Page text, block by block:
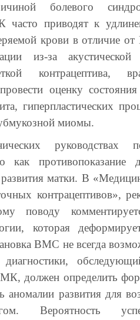
болевого
часто приводят к
крови в отличие
из-за
контрацептива,
оценку
гиперпластических
миомы.
руководствах
как
матки. В
контрацептивов»,
поводу
которая
ВМС не всегда
диагностики,
должен определить
аномалии развития для
Вероятность